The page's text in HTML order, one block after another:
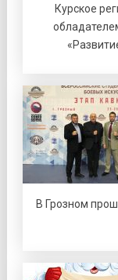
Курское
В Грозном